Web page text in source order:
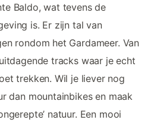
Baldo, wat tevens de
is. Er zijn tal van
rondom het Gardameer. Van
tracks waar je echt
trekken. Wil je liever nog
dan mountainbikes en maak
natuur. Een mooi